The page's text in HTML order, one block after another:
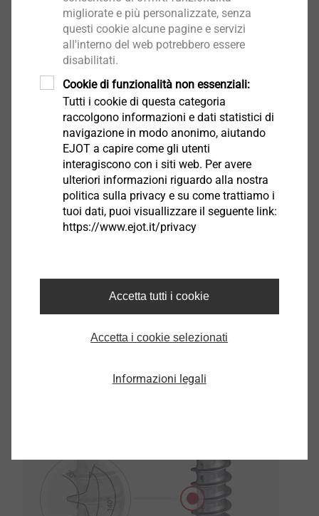
Il nuovo programma di simulazione EJOT®DELTA
CALC, basato sugli esiti di migliaia di test di fissaggio
effettuati su applicazioni reali, rappresenta per i
progettisti un valido supporto per una stima
qualitativa dei fissaggi diretti nei materiali in lega
leggera. Con questo programma si possono calcolare i
parametri di avvitatura della vite DELTA PT
risparmio già in fase di progettazione.
Innovativa geometria del filetto
migliorate e più personalizzate, senza
questi cookie alcune pagine e servizi
all'interno del web potrebbero essere
disabilitati.
Cookie di funzionalità non essenziali:
Tutti i cookie di questa categoria
raccolgono informazioni e dati statistici di
navigazione in modo anonimo, aiutando
EJOT a capire come gli utenti
interagiscono con i siti web. Per avere
ulteriori informazioni riguardo alla nostra
politica sulla privacy e su come trattiamo i
tuoi dati, puoi visuallizzare il seguente link:
https://www.ejot.it/privacy
Accetta tutti i cookie
Accetta i cookie selezionati
Informazioni legali